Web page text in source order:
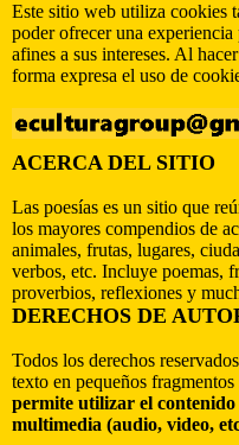
Este sitio web utiliza cookies
poder ofrecer una
afines a sus intereses. Al
forma expresa el uso de
ACERCA DEL SITIO
Las poesías es un sitio que
los mayores compendios de
animales, frutas, lugares,
verbos, etc. Incluye poemas,
proverbios, reflexiones y
DERECHOS DE
Todos los derechos
texto en pequeños
permite utilizar el
multimedia (audio, video,